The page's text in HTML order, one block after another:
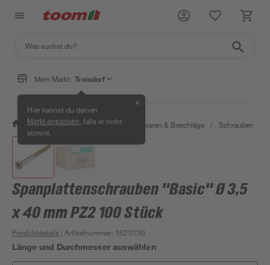
Mein Markt: Troisdorf
Hier kannst du deinen
Markt anpassen , falls er nicht
stimmt.
✕
/ Werkstatt & Maschinen / Eisenwaren & Beschläge / Schrauben
Spanplattenschrauben "Basic" Ø 3,5
x 40 mm PZ2 100 Stück
Produktdetails | Artikelnummer: 1620130
Länge und Durchmesser auswählen